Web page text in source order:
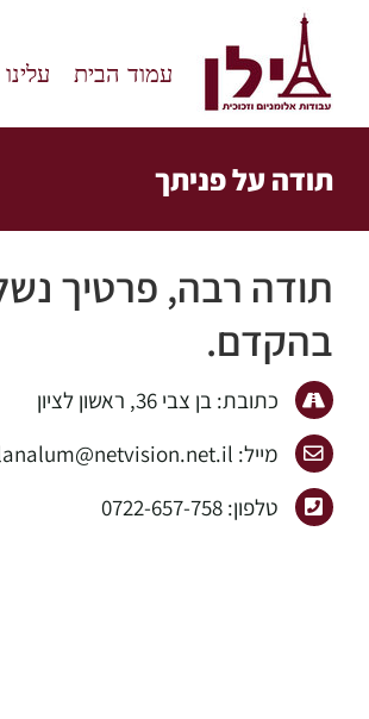
עמוד הבית
עלינו
תודה על פניתך
תודה רבה, פרטיך
בהקדם.
כתובת: בן צבי 36, ראשון לציון
מייל: ilanalum@netvision.net.il
טלפון: 0722-657-758